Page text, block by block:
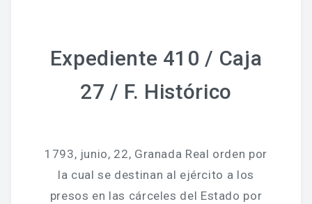
Expediente 410 / Caja
27 / F. Histórico
1793, junio, 22, Granada Real orden por
la cual se destinan al ejército a los
presos en las cárceles del Estado por